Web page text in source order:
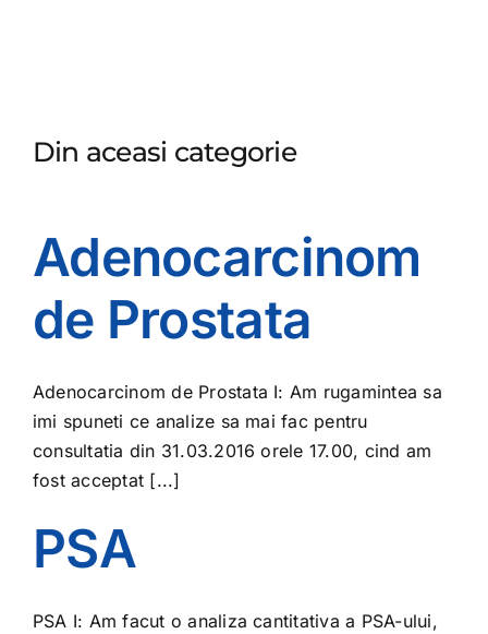
Din aceasi categorie
Adenocarcinom
de Prostata
Adenocarcinom de Prostata I: Am rugamintea sa
imi spuneti ce analize sa mai fac pentru
consultatia din 31.03.2016 orele 17.00, cind am
fost acceptat [...]
PSA
PSA I: Am facut o analiza cantitativa a PSA-ului,